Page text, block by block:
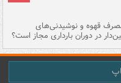
قهوه و نوشیدنی‌های
در دوران بارداری مجاز است؟